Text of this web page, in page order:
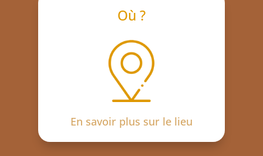
Où ?
En savoir plus sur le lieu